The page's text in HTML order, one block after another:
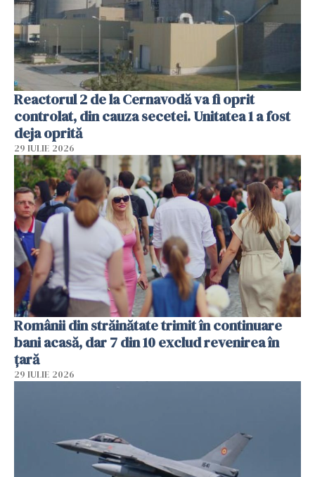
Reactorul 2 de la Cernavodă va fi oprit
controlat, din cauza secetei. Unitatea 1 a fost
deja oprită
29 IULIE 2026
Românii din străinătate trimit în continuare
bani acasă, dar 7 din 10 exclud revenirea în
țară
29 IULIE 2026